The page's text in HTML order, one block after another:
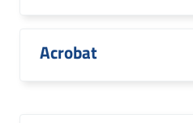
Acrobat